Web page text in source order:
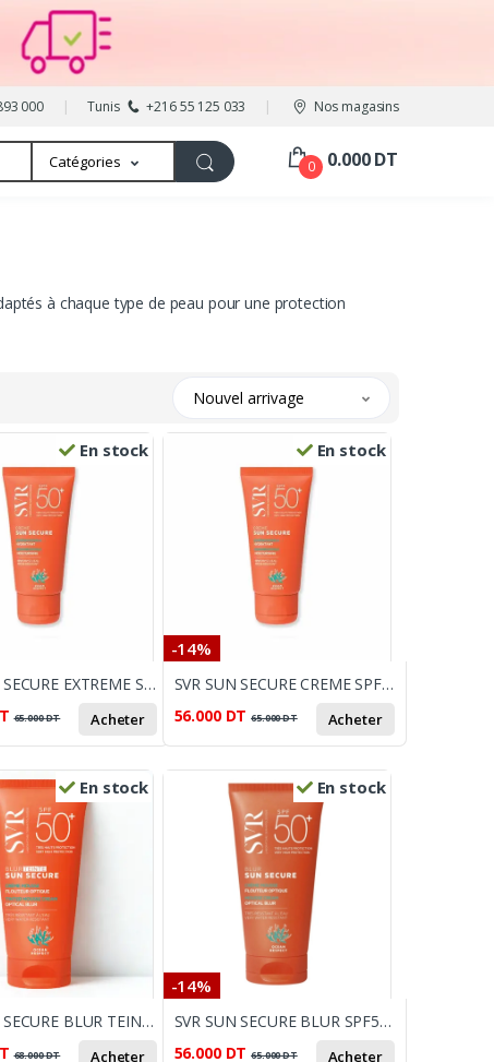
000 Tunis +216 55 125 033 Nos magasins
Catégories 0 0.000 DT
à chaque type de peau pour une protection
Nouvel arrivage
En stock
SVR SUN SECURE EXTREME SPF50+
65.000DT Acheter
En stock
-14%
SVR SUN SECURE CREME SPF 50 + 50 ML
56.000 DT 65.000DT Acheter
En stock
SVR SUN SECURE BLUR TEINTE SPF50+
68.000DT Acheter
En stock
-14%
SVR SUN SECURE BLUR SPF50+ 50ML
56.000 DT 65.000DT Acheter